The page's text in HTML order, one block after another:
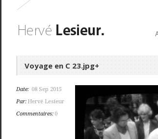
Voyage en C 23.jpg+
Date: 08 Sep 2015
Par: Hervé Lesieur
Commentaires: 0